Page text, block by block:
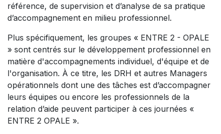
référence, de supervision et d’analyse de sa pratique
d’accompagnement en milieu professionnel.
Plus spécifiquement, les groupes « ENTRE 2 - OPALE
» sont centrés sur le développement professionnel en
matière d'accompagnements individuel, d'équipe et de
l'organisation. À ce titre, les DRH et autres Managers
opérationnels dont une des tâches est d’accompagner
leurs équipes ou encore les professionnels de la
relation d’aide peuvent participer à ces journées «
ENTRE 2 OPALE ».